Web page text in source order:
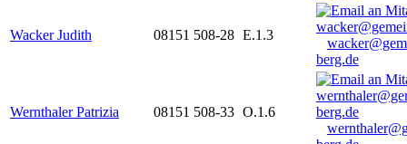
Wacker Judith 08151 508-28 E.1.3
berg.de
Wernthaler Patrizia 08151 508-33 O.1.6